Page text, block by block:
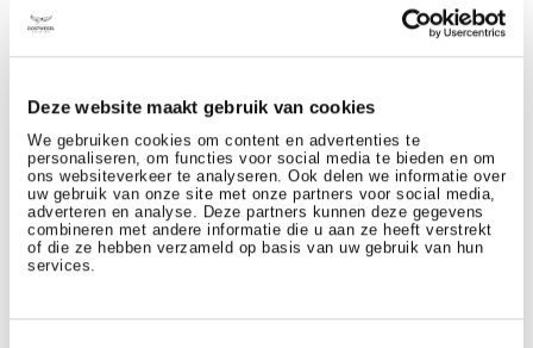
Deze website maakt gebruik van cookies
We gebruiken cookies om content en advertenties te
personaliseren, om functies voor social media te bieden en om
ons websiteverkeer te analyseren. Ook delen we informatie over
uw gebruik van onze site met onze partners voor social media,
adverteren en analyse. Deze partners kunnen deze gegevens
combineren met andere informatie die u aan ze heeft verstrekt
of die ze hebben verzameld op basis van uw gebruik van hun
services.
21
JUN
- 25
OCT
Wellness